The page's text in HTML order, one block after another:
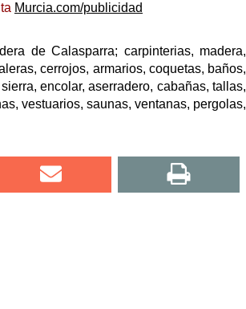
Murcia.com/publicidad
de Calasparra; carpinterias, madera,
cerrojos, armarios, coquetas, baños,
encolar, aserradero, cabañas, tallas,
vestuarios, saunas, ventanas, pergolas,